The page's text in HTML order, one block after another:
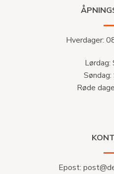
Hverdager:
Røde
Epost: